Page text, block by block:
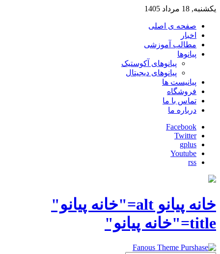
یکشنبه, 18 مرداد 1405
صفحه ی اصلی
اخبار
مطالب آموزشی
پیانوها
پیانوهای آکوستیک
پیانوهای دیجیتال
پیانیست ها
فروشگاه
تماس با ما
درباره ما
Facebook
Twitter
gplus
Youtube
rss
خانه پیانو alt="خانه پیانو"
title="خانه پیانو"